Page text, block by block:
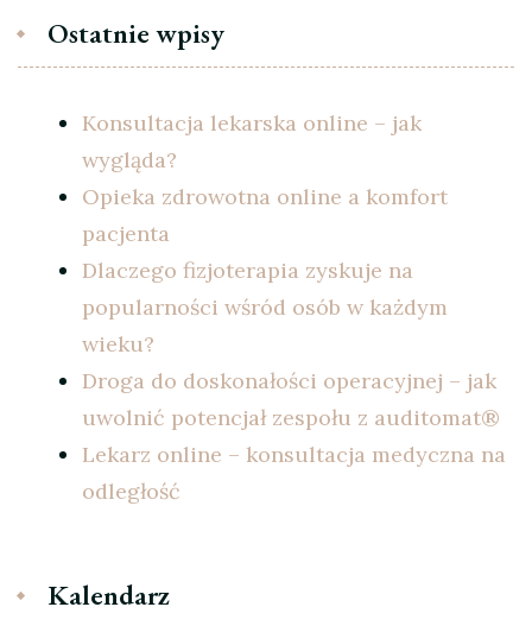
Ostatnie wpisy
Konsultacja lekarska online – jak
wygląda?
Opieka zdrowotna online a komfort
pacjenta
Dlaczego fizjoterapia zyskuje na
popularności wśród osób w każdym
wieku?
Droga do doskonałości operacyjnej – jak
uwolnić potencjał zespołu z auditomat®
Lekarz online – konsultacja medyczna na
odległość
Kalendarz